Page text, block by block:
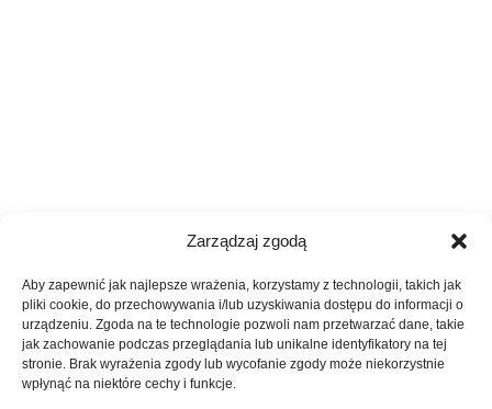
Zarządzaj zgodą
Aby zapewnić jak najlepsze wrażenia, korzystamy z technologii, takich jak
pliki cookie, do przechowywania i/lub uzyskiwania dostępu do informacji o
urządzeniu. Zgoda na te technologie pozwoli nam przetwarzać dane, takie
jak zachowanie podczas przeglądania lub unikalne identyfikatory na tej
stronie. Brak wyrażenia zgody lub wycofanie zgody może niekorzystnie
wpłynąć na niektóre cechy i funkcje.